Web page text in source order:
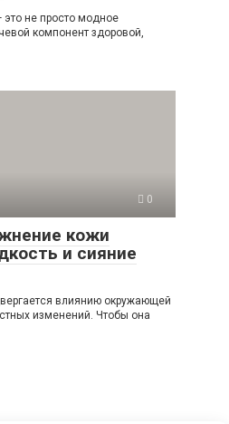
не просто модное
компонент здоровой,
0
кожи
и сияние
влиянию окружающей
изменений. Чтобы она